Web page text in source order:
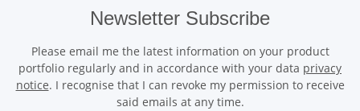
Newsletter Subscribe
Please email me the latest information on your product
portfolio regularly and in accordance with your data privacy
notice. I recognise that I can revoke my permission to receive
said emails at any time.